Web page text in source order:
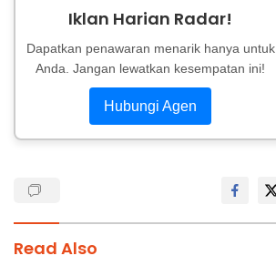
Iklan Harian Radar!
Dapatkan penawaran menarik hanya untuk
Anda. Jangan lewatkan kesempatan ini!
Hubungi Agen
Read Also